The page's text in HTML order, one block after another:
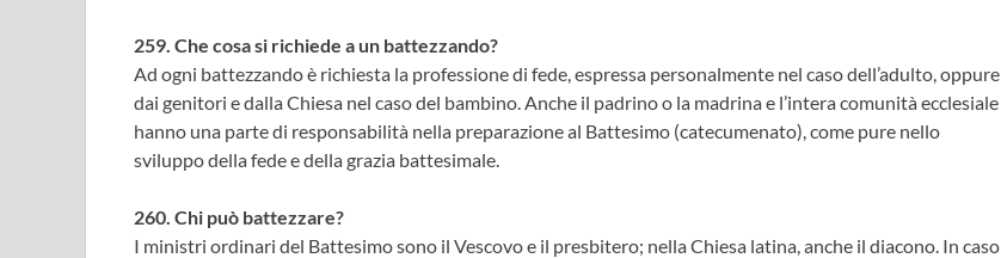
259. Che cosa si richiede a un battezzando?
Ad ogni battezzando è richiesta la professione di fede, espressa personalmente nel caso dell’adulto, oppure
dai genitori e dalla Chiesa nel caso del bambino. Anche il padrino o la madrina e l’intera comunità ecclesiale
hanno una parte di responsabilità nella preparazione al Battesimo (catecumenato), come pure nello
sviluppo della fede e della grazia battesimale.
260. Chi può battezzare?
I ministri ordinari del Battesimo sono il Vescovo e il presbitero; nella Chiesa latina, anche il diacono. In caso